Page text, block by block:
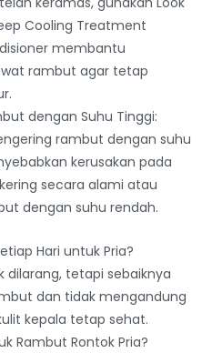
Cooling Treatment
membantu
rambut agar tetap
dengan Suhu Tinggi:
rambut dengan suhu
kerusakan pada
secara alami atau
dengan suhu rendah.
Hari untuk Pria?
dilarang, tetapi sebaiknya
dan tidak mengandung
kepala tetap sehat.
Rambut Rontok Pria?